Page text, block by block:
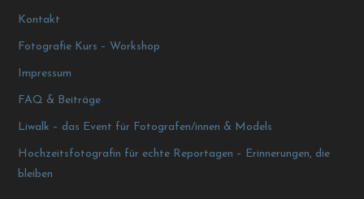
Kontakt
Fotografie Kurs – Workshop
Impressum
FAQ & Beiträge
Liwalk – das Event für Fotografen/innen & Models
Hochzeitsfotografin für echte Reportagen – Erinnerungen, die
bleiben